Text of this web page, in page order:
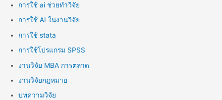
การใช้ ai ช่วยทำวิจัย
การใช้ AI ในงานวิจัย
การใช้ stata
การใช้โปรแกรม SPSS
งานวิจัย MBA การตลาด
งานวิจัยกฎหมาย
บทความวิจัย